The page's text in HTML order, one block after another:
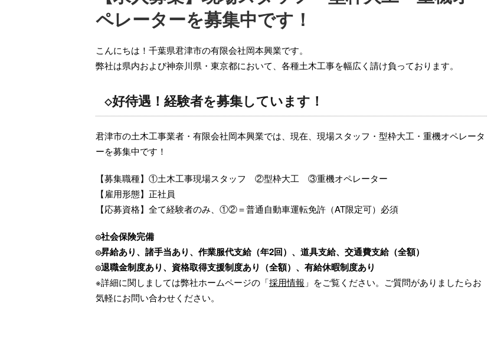
ペレーターを募集中です！
こんにちは！千葉県君津市の有限会社岡本興業です。
弊社は県内および神奈川県・東京都において、各種土木工事を幅広く請け負っております。
◇好待遇！経験者を募集しています！
君津市の土木工事業者・有限会社岡本興業では、現在、現場スタッフ・型枠大工・重機オペレータ
ーを募集中です！
【募集職種】①土木工事現場スタッフ ②型枠大工 ③重機オペレーター
【雇用形態】正社員
【応募資格】全て経験者のみ、①②＝普通自動車運転免許（AT限定可）必須
◎社会保険完備
◎昇給あり、諸手当あり、作業服代支給（年2回）、道具支給、交通費支給（全額）
◎退職金制度あり、資格取得支援制度あり（全額）、有給休暇制度あり
※詳細に関しましては弊社ホームページの「採用情報 」をご覧ください。ご質問がありましたらお
気軽にお問い合わせください。